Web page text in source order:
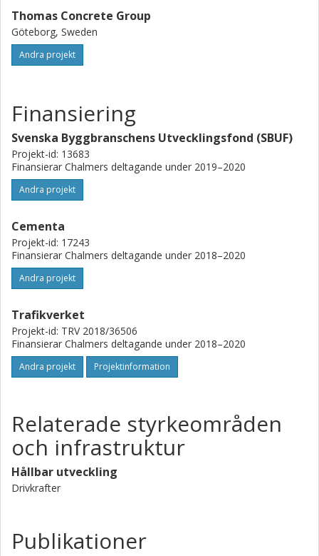
Thomas Concrete Group
Göteborg, Sweden
Andra projekt
Finansiering
Svenska Byggbranschens Utvecklingsfond (SBUF)
Projekt-id: 13683
Finansierar Chalmers deltagande under 2019–2020
Andra projekt
Cementa
Projekt-id: 17243
Finansierar Chalmers deltagande under 2018–2020
Andra projekt
Trafikverket
Projekt-id: TRV 2018/36506
Finansierar Chalmers deltagande under 2018–2020
Andra projekt Projektinformation
Relaterade styrkeområden
och infrastruktur
Hållbar utveckling
Drivkrafter
Publikationer